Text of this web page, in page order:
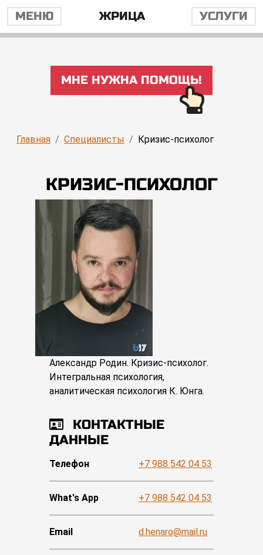
МЕНЮ ЖРИЦА УСЛУГИ
МНЕ НУЖНА ПОМОЩЬ!
Главная Специалисты Кризис-психолог
КРИЗИС-ПСИХОЛОГ
Александр Родин. Кризис-психолог.
Интегральная психология,
аналитическая психология К. Юнга.
КОНТАКТНЫЕ
ДАННЫЕ
Телефон +7 988 542 04 53
What's App +7 988 542 04 53
Email d.henaro@mail.ru